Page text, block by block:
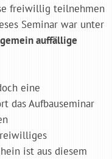
freiwillig teilnehmen
Seminar war unter
auffällige
eine
das Aufbauseminar
ist aus diesem